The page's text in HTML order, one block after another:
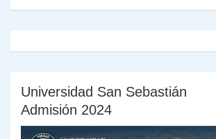
Universidad San Sebastián
Admisión 2024